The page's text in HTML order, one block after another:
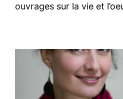
ouvrages sur la vie et